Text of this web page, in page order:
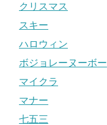
クリスマス
スキー
ハロウィン
ボジョレーヌーボー
マイクラ
マナー
七五三